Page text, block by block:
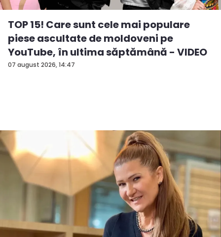
07 august 2026, 14:47
TOP 15! Care sunt cele mai populare
piese ascultate de moldoveni pe
YouTube, în ultima săptămână - VIDEO